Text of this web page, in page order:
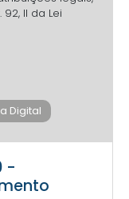
II da Lei
Digital
-